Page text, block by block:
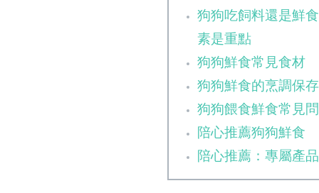
狗狗吃飼料還是鮮
素是重點
狗狗鮮食常見食材
狗狗鮮食的烹調保
狗狗餵食鮮食常見
陪心推薦狗狗鮮食
陪心推薦：專屬產品